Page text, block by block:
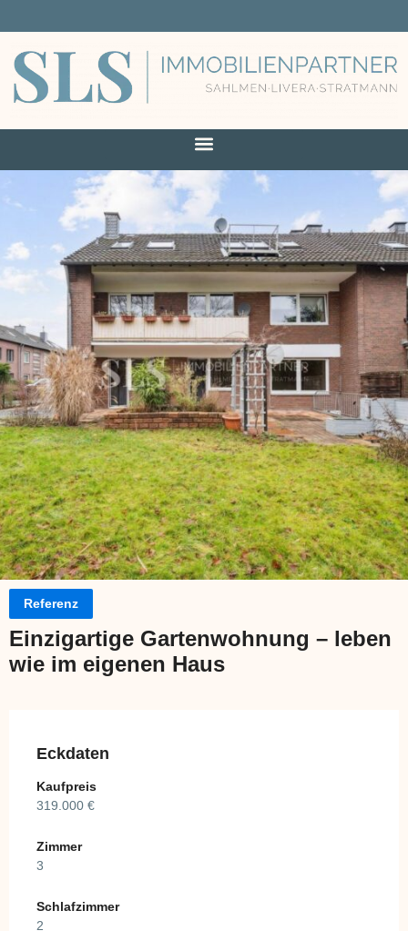
Referenz
Einzigartige Gartenwohnung – leben
wie im eigenen Haus
Eckdaten
Kaufpreis
319.000 €
Zimmer
3
Schlafzimmer
2